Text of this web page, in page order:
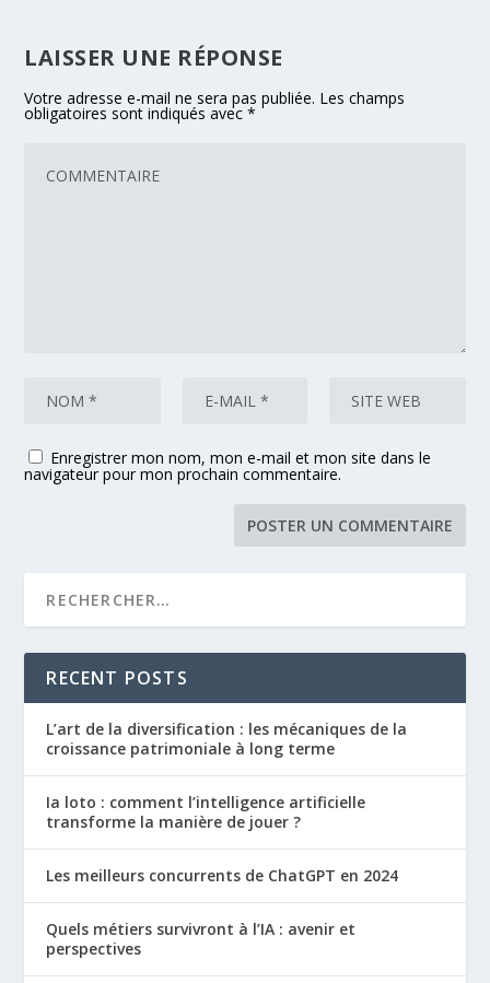
LAISSER UNE RÉPONSE
Votre adresse e-mail ne sera pas publiée. Les champs
obligatoires sont indiqués avec*
Enregistrer mon nom, mon e-mail et mon site dans le
navigateur pour mon prochain commentaire.
RECENT POSTS
L’art de la diversification : les mécaniques de la
croissance patrimoniale à long terme
Ia loto : comment l’intelligence artificielle
transforme la manière de jouer ?
Les meilleurs concurrents de ChatGPT en 2024
Quels métiers survivront à l’IA : avenir et
perspectives